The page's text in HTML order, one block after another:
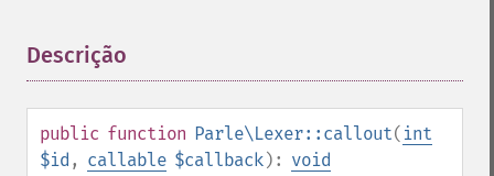
Descrição
public function Parle\Lexer::callout( int
$id , callable $callback): void